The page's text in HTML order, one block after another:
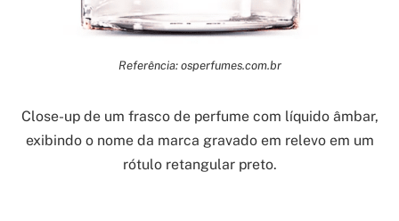
Referência: osperfumes.com.br
Close-up de um frasco de perfume com líquido âmbar,
exibindo o nome da marca gravado em relevo em um
rótulo retangular preto.